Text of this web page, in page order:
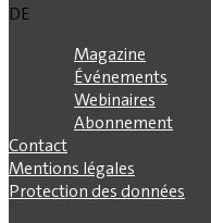
DE
Magazine
Événements
Webinaires
Abonnement
Contact
Mentions légales
Protection des données